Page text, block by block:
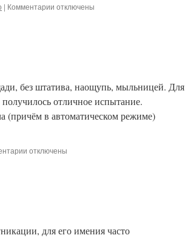
| Комментарии котключены
без штатива, наощупь, мыльницей. Для
отличное испытание.
(причём в автоматическом режиме)
котключены
для его имения часто